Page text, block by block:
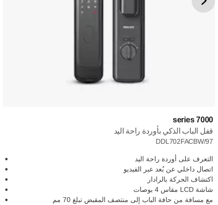
7000 series
قفل الباب الذكي بأوردة راحة اليد
DDL702FACBW/97
التعرف على أوردة راحة اليد
اتصال داخلي عن بُعد عبر الفيديو
اكتشاف الحركة بالرادار
شاشة LCD مقاس 4 بوصات
مع مسافة من حافة الباب إلى منتصف المقبض تبلغ 70 مم